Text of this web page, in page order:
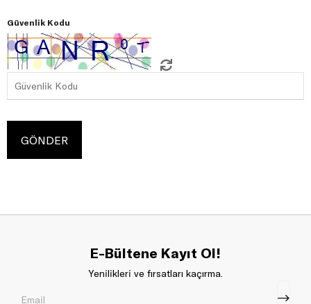
Güvenlik Kodu
E-Bültene Kayıt Ol!
Yenilikleri ve fırsatları kaçırma.